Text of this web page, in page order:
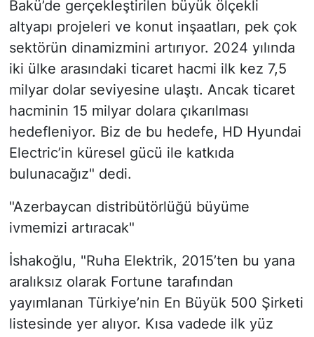
Bakü’de gerçekleştirilen büyük ölçekli
altyapı projeleri ve konut inşaatları, pek çok
sektörün dinamizmini artırıyor. 2024 yılında
iki ülke arasındaki ticaret hacmi ilk kez 7,5
milyar dolar seviyesine ulaştı. Ancak ticaret
hacminin 15 milyar dolara çıkarılması
hedefleniyor. Biz de bu hedefe, HD Hyundai
Electric’in küresel gücü ile katkıda
bulunacağız" dedi.
"Azerbaycan distribütörlüğü büyüme
ivmemizi artıracak"
İshakoğlu, "Ruha Elektrik, 2015’ten bu yana
aralıksız olarak Fortune tarafından
yayımlanan Türkiye’nin En Büyük 500 Şirketi
listesinde yer alıyor. Kısa vadede ilk yüz